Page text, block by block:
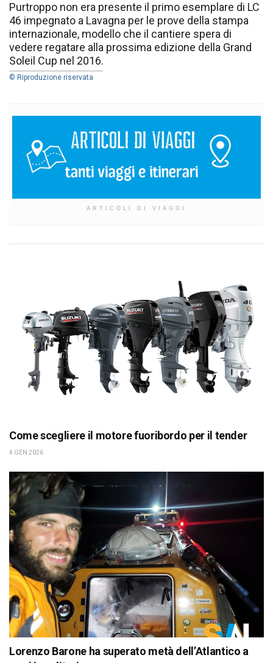
Purtroppo non era presente il primo esemplare di LC
46 impegnato a Lavagna per le prove della stampa
internazionale, modello che il cantiere spera di
vedere regatare alla prossima edizione della Grand
Soleil Cup nel 2016.
© Riproduzione riservata
ARTICOLI DI VIAGGI
Come scegliere il motore fuoribordo per il tender
4 GEN 2026
Lorenzo Barone ha superato metà dell’Atlantico a